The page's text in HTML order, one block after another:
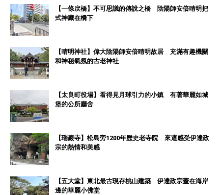
【一條戻橋】不可思議的傳說之橋 陰陽師安倍晴明把
式神藏在橋下
【晴明神社】偉大陰陽師安倍晴明故居 充滿有趣機關
和神秘氣氛的古老神社
【太良町役場】看得見月球引力的小鎮 有著華麗如城
堡的公所廳舍
【瑞巖寺】松島旁1200年歷史老寺院 來這感受伊達政
宗的熱情和美感
【五大堂】東北最古現存桃山建築 伊達政宗蓋在海岸
邊的華麗小佛堂